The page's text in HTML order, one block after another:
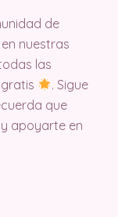
de
nuestras
las
. Sigue
que
apoyarte en